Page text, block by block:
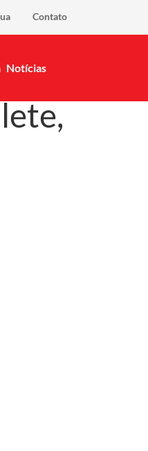
Contato
Notícias